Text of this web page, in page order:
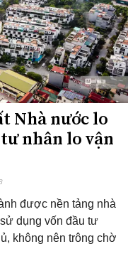
Nhà nước lo
nhân lo vận
được nền tảng nhà
dụng vốn đầu tư
không nên trông chờ